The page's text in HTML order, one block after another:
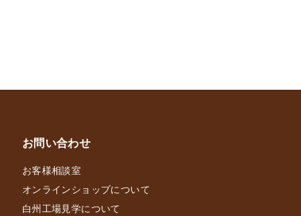
お問い合わせ
お客様相談室
オンラインショップについて
白州工場見学について